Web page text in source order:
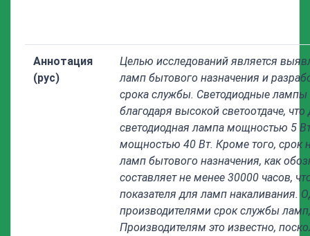
Аннотация
(рус)
Целью исследований является
ламп бытового назначения и
срока службы. Светодиодные лампы
благодаря высокой светоотдаче,
светодиодная лампа мощностью 5
мощностью 40 Вт. Кроме того, срок
ламп бытового назначения, как
составляет не менее 30000 часов,
показателя для ламп накаливания.
производителями срок службы
Производителям это известно,